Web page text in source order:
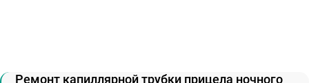
Ремонт капиллярной трубки прицела ночного